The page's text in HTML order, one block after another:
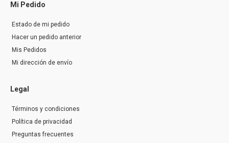
Mi Pedido
Estado de mi pedido
Hacer un pedido anterior
Mis Pedidos
Mi dirección de envío
Legal
Términos y condiciones
Política de privacidad
Preguntas frecuentes